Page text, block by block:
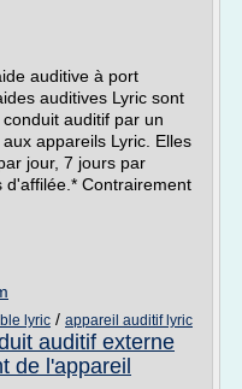
auditive à port
auditives Lyric sont
auditif par un
appareils Lyric. Elles
jour, 7 jours par
d'affilée.* Contrairement
lyric / appareil auditif lyric
auditif externe
de l'appareil